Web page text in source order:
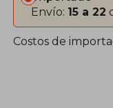
Envío: 15 a 22
Costos de